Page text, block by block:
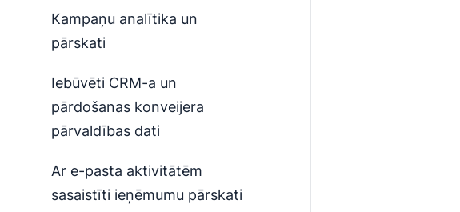
Kampaņu analītika un
pārskati
Iebūvēti CRM-a un
pārdošanas konveijera
pārvaldības dati
Ar e-pasta aktivitātēm
sasaistīti ieņēmumu pārskati